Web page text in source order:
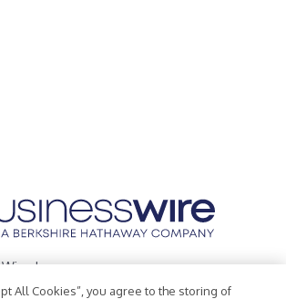
Inc.
All Cookies”, you agree to the storing of